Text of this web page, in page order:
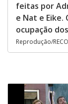
feitas por
e Nat e Eike.
ocupação
Reprodução/